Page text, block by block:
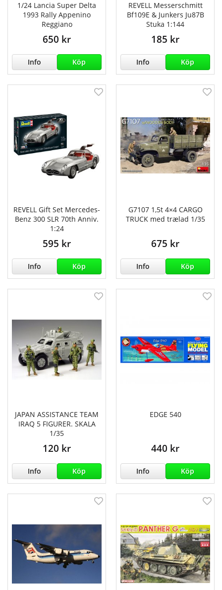
1/24 Lancia Super Delta
1993 Rally Appenino
Reggiano
650 kr
Info Köp
REVELL Messerschmitt
Bf109E & Junkers Ju87B
Stuka 1:144
185 kr
Info Köp
REVELL Gift Set Mercedes-
Benz 300 SLR 70th Anniv.
1:24
595 kr
Info Köp
G7107 1,5t 4×4 CARGO
TRUCK med trælad 1/35
675 kr
Info Köp
JAPAN ASSISTANCE TEAM
IRAQ 5 FIGURER. SKALA
1/35
120 kr
Info Köp
EDGE 540
440 kr
Info Köp